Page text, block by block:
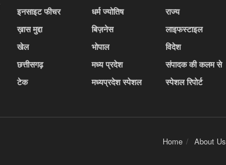
इनसाइट फीचर
ख़ास मुद्दा
खेल
छत्तीसगढ़
टेक
धर्म ज्योतिष
बिज़नेस
भोपाल
मध्य प्रदेश
मध्यप्रदेश स्पेशल
राज्य
लाइफस्टाइल
विदेश
संपादक की कलम से
स्पेशल रिपोर्ट
Home About Us